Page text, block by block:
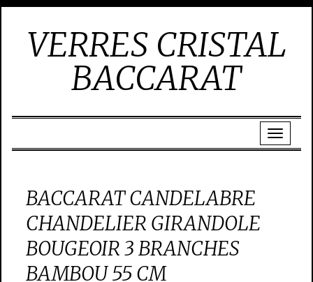
VERRES CRISTAL
BACCARAT
BACCARAT CANDELABRE
CHANDELIER GIRANDOLE
BOUGEOIR 3 BRANCHES
BAMBOU 55 CM